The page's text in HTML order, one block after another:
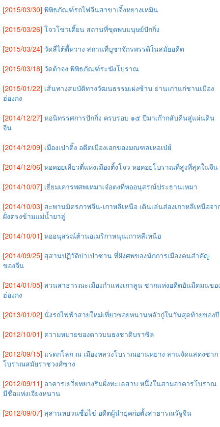
[2015/03/30] พิพิธภัณฑ์รถไฟจีนสาขาเจิ้งหยางเหมิน
[2015/03/26] โจวโข่วเตี้ยน สถานที่ขุดพบมนุษย์ปักกิ่ง
[2015/03/24] วัดลี่ไต้ตี้หวาง สถานที่บูชาจักรพรรดิในสมัยอดีต
[2015/03/18] วัดต้าจง พิพิธภัณฑ์ระฆังโบราณ
[2015/01/22] เส้นทางสมบัติทางวัฒนธรรมเผ่งซ้าน ย่านเก่าแก่ชานเมือง
ฮ่องกง
[2014/12/27] หอนิทรรศการปักกิ่ง ครบรอบ ๑๕ ปีมาเก๊ากลับคืนสู่แผ่นดิน
จีน
[2014/12/09] เมืองเป่าติ้ง อดีตเมืองเอกของมณฑลเหอเป่ย์
[2014/12/06] หอคอยเลี่ยวตี๋แห่งเมืองติ้งโจว หอคอยโบราณที่สูงที่สุดในจีน
[2014/10/07] เยี่ยมเคารพศพเหมาเจ๋อตงที่หออนุสรณ์ประธานเหมา
[2014/10/03] สะพานมิตรภาพจีน-เกาหลีเหนือ เดินเล่นส่องเกาหลีเหนือจา
ฝั่งตรงข้ามแม่น้ำยาลู่
[2014/10/01] หออนุสรณ์ต้านอเมริกาหนุนเกาหลีเหนือ
[2014/09/25] สุสานปฏิวัติปาเป่าซาน ที่ฝังศพของนักการเมืองคนสำคัญ
ของจีน
[2014/01/05] สวนสาธารณะเมืองกำแพงเกาลูน ซากแห่งอดีตอันมืดมนขอ
ฮ่องกง
[2013/01/02] นั่งรถไฟฟ้าสายใหม่เที่ยวซอยหนานหลัวกู่ในวันสุดท้ายของปี
[2012/10/01] ความหมายของดาวบนธงชาติบราซิล
[2012/09/15] มรดกโลก ณ เมืองหลวงโบราณอานหยาง ลานจัดแสดงซาก
โบราณสมัยราชวงศ์ซาง
[2012/09/11] อาคารเยวี่ยหยางริมฝั่งทะเลสาบ หนึ่งในสามอาคารโบราณ
มีชื่อแห่งเจียงหนาน
[2012/09/07] สุสานหยวนซื่อไข่ อดีตผู้นำยุคก่อตั้งสาธารณรัฐจีน